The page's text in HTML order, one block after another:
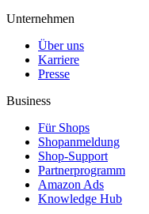
Unternehmen
Über uns
Karriere
Presse
Business
Für Shops
Shopanmeldung
Shop-Support
Partnerprogramm
Amazon Ads
Knowledge Hub